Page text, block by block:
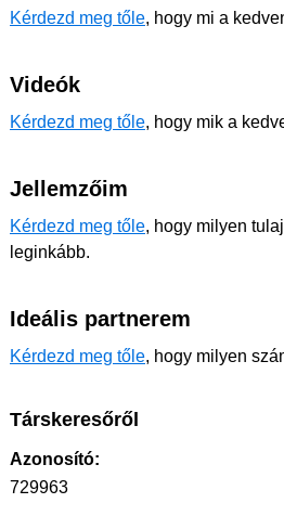
Kérdezd meg tőle, hogy mi a
Videók
Kérdezd meg tőle, hogy mik a
Jellemzőim
Kérdezd meg tőle, hogy milyen
leginkább.
Ideális partnerem
Kérdezd meg tőle, hogy milyen
Társkeresőről
Azonosító:
729963